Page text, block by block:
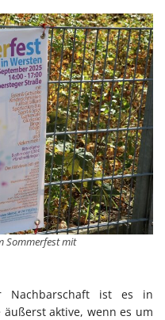
Sommerfest mit
Nachbarschaft ist es in
aktive, wenn es um